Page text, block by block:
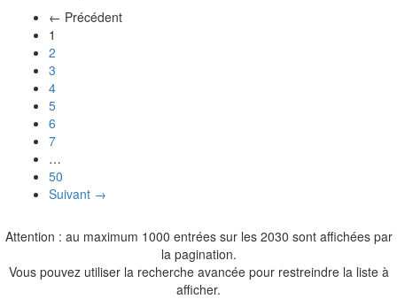
← Précédent
1
2
3
4
5
6
7
…
50
Suivant →
Attention : au maximum 1000 entrées sur les 2030 sont affichées par
la pagination.
Vous pouvez utiliser la recherche avancée pour restreindre la liste à
afficher.